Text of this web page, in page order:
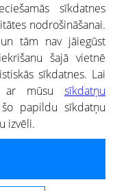
raksturs, un tai nav
sīkdatnes
nodrošināšanai.
tām nav jāiegūst
šajā vietnē
sīkdatnes. Lai
ar mūsu sīkdatņu
papildu sīkdatņu
izvēli.